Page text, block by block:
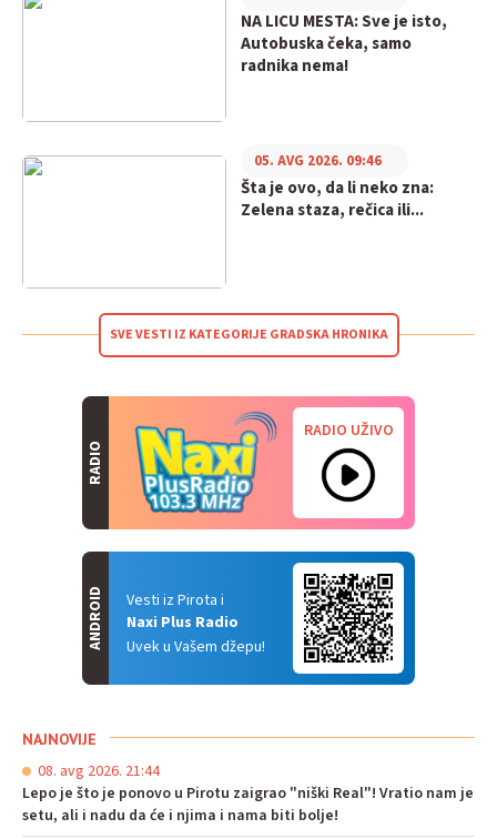
NA LICU MESTA: Sve je isto,
Autobuska čeka, samo
radnika nema!
Šta je ovo, da li neko zna:
Zelena staza, rečica ili...
05. AVG 2026. 09:46
SVE VESTI IZ KATEGORIJE GRADSKA HRONIKA
RADIO
RADIO UŽIVO
Vesti iz Pirota i
Naxi Plus Radio
Uvek u Vašem džepu!
ANDROID
NAJNOVIJE
08. avg 2026. 21:44
Lepo je što je ponovo u Pirotu zaigrao "niški Real"! Vratio nam je
setu, ali i nadu da će i njima i nama biti bolje!